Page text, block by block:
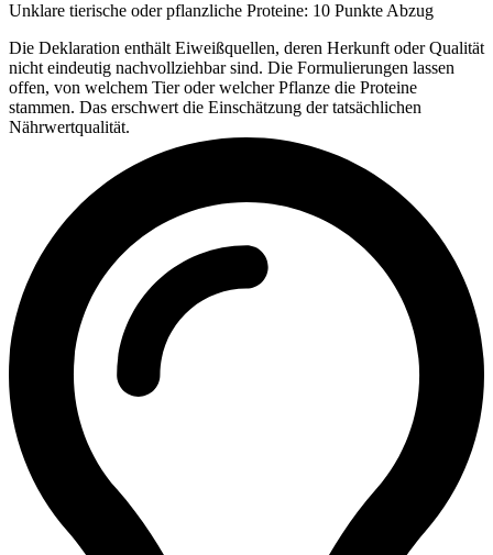
Unklare tierische oder pflanzliche Proteine: 10 Punkte Abzug
Die Deklaration enthält Eiweißquellen, deren Herkunft oder Qualität
nicht eindeutig nachvollziehbar sind. Die Formulierungen lassen
offen, von welchem Tier oder welcher Pflanze die Proteine
stammen. Das erschwert die Einschätzung der tatsächlichen
Nährwertqualität.